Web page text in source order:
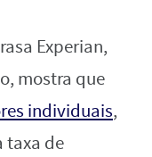
Experian,
mostra que
individuais,
taxa de